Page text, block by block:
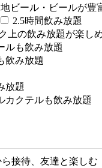
地ビール・ビールが豊
2.5時間飲み放題
上の飲み放題が楽し
ルも飲み放題
飲み放題
放題
カクテルも飲み放題
接待、友達と楽しむ